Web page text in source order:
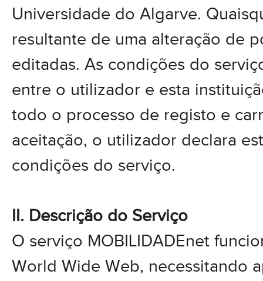
Universidade do Algarve.
resultante de uma alteração de
editadas. As condições do
entre o utilizador e esta
todo o processo de registo e
aceitação, o utilizador declara
condições do serviço.
II. Descrição do Serviço
O serviço MOBILIDADEnet
World Wide Web, necessitando